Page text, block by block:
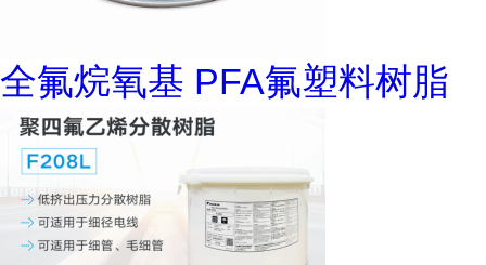
全氟烷氧基 PFA氟塑料树脂